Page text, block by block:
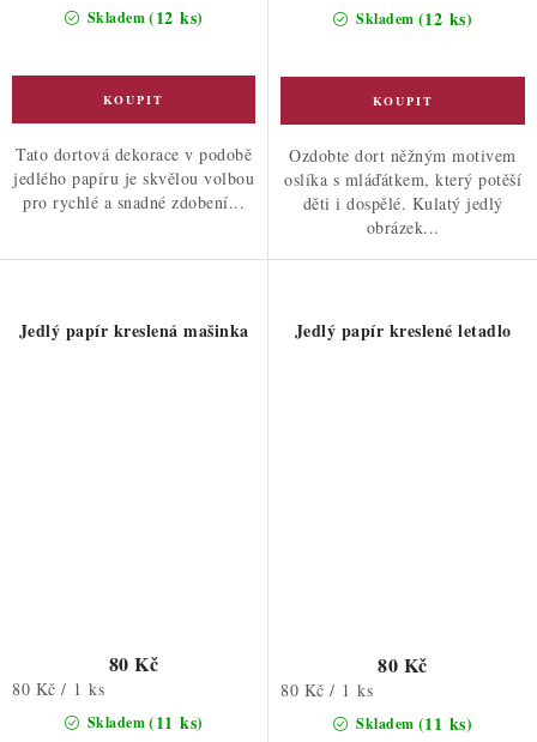
Skladem(12 ks)
Tato dortová dekorace v podobě
jedlého papíru je skvělou volbou
pro rychlé a snadné zdobení...
Skladem (12 ks)
Ozdobte dort něžným motivem
oslíka s mláďátkem, který potěší
děti i dospělé. Kulatý jedlý
obrázek...
Jedlý papír kreslená mašinka
Skladem(11 ks)
80 Kč
Měrná
80 Kč / 1 ks
Jedlý papír kreslené letadlo
Skladem (11 ks)
80 Kč
Měrná
80 Kč / 1 ks